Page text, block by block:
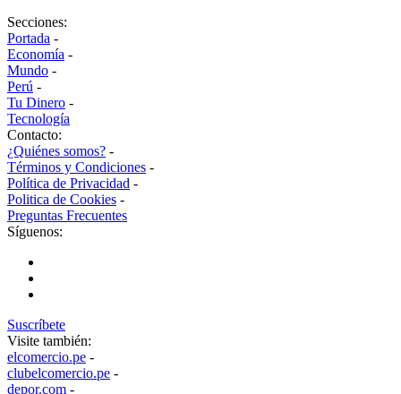
Secciones:
Portada -
Economía -
Mundo -
Perú -
Tu Dinero -
Tecnología
Contacto:
¿Quiénes somos? -
Términos y Condiciones -
Política de Privacidad -
Politica de Cookies -
Preguntas Frecuentes
Síguenos:
Suscríbete
Visite también:
elcomercio.pe -
clubelcomercio.pe -
depor.com -